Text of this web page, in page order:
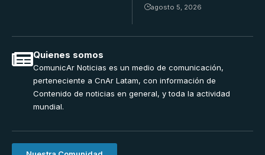
agosto 5, 2026
Quienes somos
ComunicAr Noticias es un medio de comunicación,
perteneciente a CnAr Latam, con información de
Contenido de noticias en general, y toda la actividad
mundial.